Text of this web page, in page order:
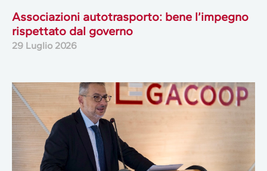
Associazioni autotrasporto: bene l’impegno
rispettato dal governo
29 Luglio 2026